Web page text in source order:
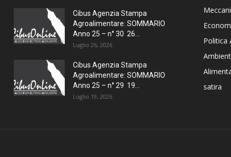
Cibus Agenzia Stampa
Agroalimentare: SOMMARIO
Anno 25 – n° 30 26...
Luglio 26, 2026
Cibus Agenzia Stampa
Agroalimentare: SOMMARIO
Anno 25 – n° 29 19...
Luglio 19, 2026
Politica
satira